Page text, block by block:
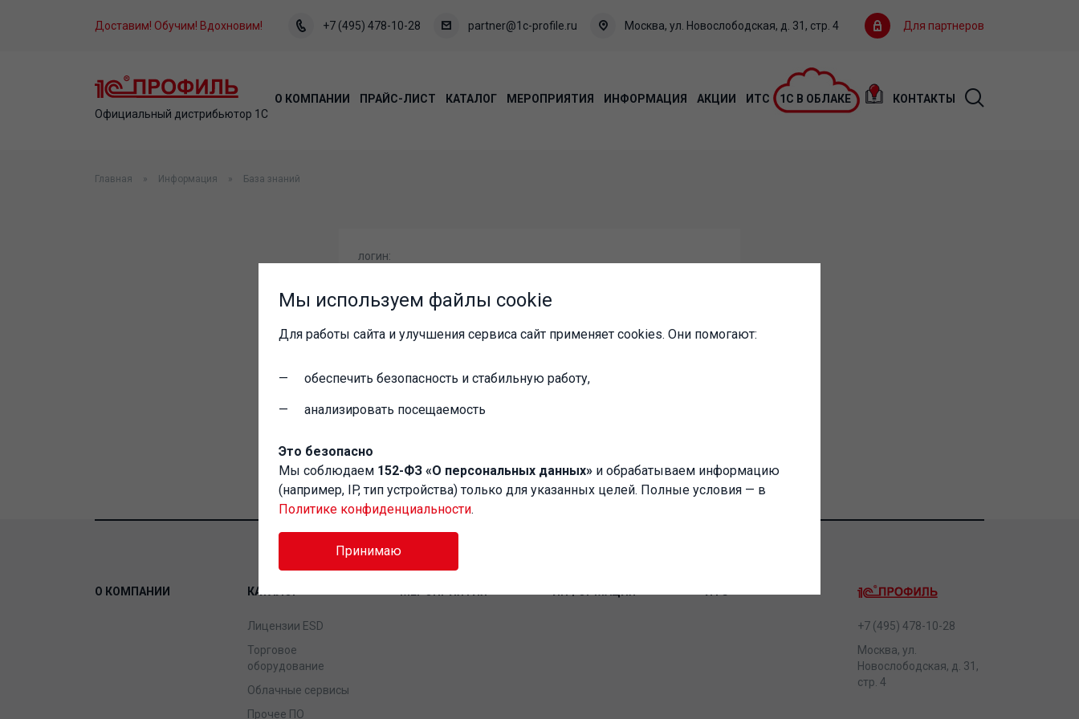
Доставим! Обучим! Вдохновим! +7 (495) 478-10-28 partner@1c-profile.ru Москва, ул. Новослободская, д. 31, стр. 4 Для партнеров
Официальный дистрибьютор 1С
О КОМПАНИИ ПРАЙС-ЛИСТ КАТАЛОГ МЕРОПРИЯТИЯ ИНФОРМАЦИЯ АКЦИИ ИТС 1С В ОБЛАКЕ КОНТАКТЫ
Главная Информация База знаний
логин:
пароль:
О КОМПАНИИ КАТАЛОГ
Лицензии ESD
Торговое
оборудование
Облачные сервисы
Прочее ПО
+7 (495) 478-10-28
Москва, ул.
Новослободская, д. 31,
стр. 4
Мы используем файлы cookie
Для работы сайта и улучшения сервиса сайт применяет cookies. Они помогают:
обеспечить безопасность и стабильную работу,
анализировать посещаемость
Это безопасно
Мы соблюдаем 152-ФЗ «О персональных данных» и обрабатываем информацию
(например, IP, тип устройства) только для указанных целей. Полные условия — в
Политике конфиденциальности.
Принимаю